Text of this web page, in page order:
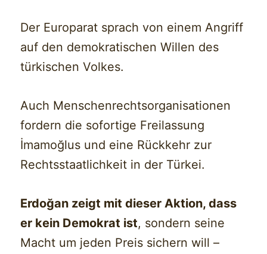
Der Europarat sprach von einem Angriff
auf den demokratischen Willen des
türkischen Volkes.
Auch Menschenrechtsorganisationen
fordern die sofortige Freilassung
İmamoğlus und eine Rückkehr zur
Rechtsstaatlichkeit in der Türkei.
Erdoğan zeigt mit dieser Aktion, dass
er kein Demokrat ist, sondern seine
Macht um jeden Preis sichern will –